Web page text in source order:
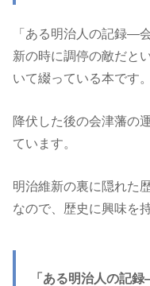
「ある明治人の記録―
新の時に調停の敵だと
いて綴っている本です。
降伏した後の会津藩の
ています。
明治維新の裏に隠れた
なので、歴史に興味を
「ある明治人の記